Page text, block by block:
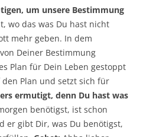
um unsere Bestimmung
wo das was Du hast nicht
mehr geben. In dem
Deiner Bestimmung
Plan für Dein Leben gestoppt
Plan und setzt sich für
ermutigt, denn Du hast was
benötigst, ist schon
er gibt Dir, was Du benötigst,